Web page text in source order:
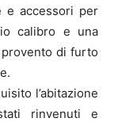
e accessori per
calibro e una
di furto
l’abitazione
rinvenuti e